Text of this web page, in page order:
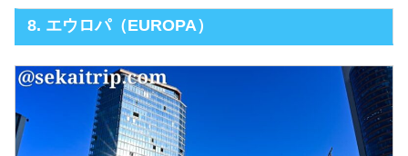
8. エウロパ（EUROPA）